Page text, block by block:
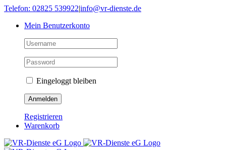
Skip
content
Telefon: 02825 539922|info@vr-dienste.de
Mein Benutzerkonto
Eingeloggt bleiben
Registrieren
Warenkorb